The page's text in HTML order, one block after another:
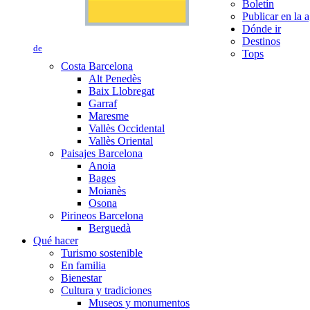
de
Boletín
Publicar en la
Dónde ir
Destinos
Tops
Costa Barcelona
Alt Penedès
Baix Llobregat
Garraf
Maresme
Vallès Occidental
Vallès Oriental
Paisajes Barcelona
Anoia
Bages
Moianès
Osona
Pirineos Barcelona
Berguedà
Qué hacer
Turismo sostenible
En familia
Bienestar
Cultura y tradiciones
Museos y monumentos